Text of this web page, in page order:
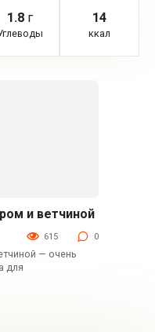
1.8г 14
ккал
и ветчиной
615 0
— очень
для